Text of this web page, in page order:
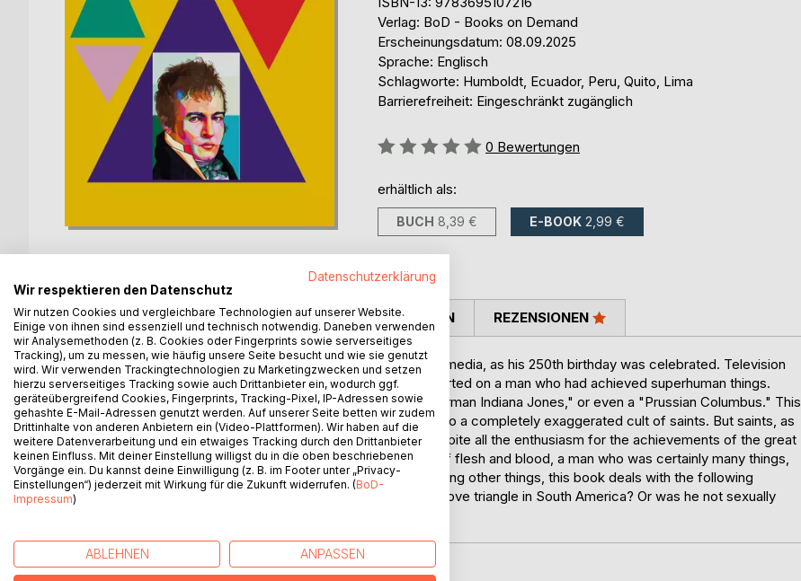
Verlag: BoD - Books on Demand
Erscheinungsdatum: 08.09.2025
Sprache: Englisch
Schlagworte: Humboldt, Ecuador, Peru, Quito, Lima
Barrierefreiheit: Eingeschränkt zugänglich
Bewertung::
0 Bewertungen
erhältlich als:
BUCH 8,39 € E-BOOK 2,99 €
BESCHREIBUNG
In 2019, Alexander von Humboldt was very present in the media, as his 250th birthday was celebrated. Television
programs, newspapers, and new books euphorically reported on a man who had achieved superhuman things.
There was talk of the "Shakespeare of science," the "German Indiana Jones," or even a "Prussian Columbus." This
glorification and hero worship sometimes degenerated into a completely exaggerated cult of saints. But saints, as
we know, are often fictitious creatures or hypocrites. Despite all the enthusiasm for the achievements of the great
polymath, one should not forget that this is about a man of flesh and blood, a man who was certainly many things,
but not an asexual neutral devoted solely to science. Among other things, this book deals with the following
questions: Did he have an illegitimate son? Did he have a love triangle in South America? Or was he not sexually
AUTOR/IN PRESSESTIMMEN REZENSIONEN
Datenschutzerklärung
Wir respektieren den Datenschutz
Wir nutzen Cookies und vergleichbare Technologien auf unserer Website.
Einige von ihnen sind essenziell und technisch notwendig. Daneben verwenden
wir Analysemethoden (z. B. Cookies oder Fingerprints sowie serverseitiges
Tracking), um zu messen, wie häufig unsere Seite besucht und wie sie genutzt
wird. Wir verwenden Trackingtechnologien zu Marketingzwecken und setzen
hierzu serverseitiges Tracking sowie auch Drittanbieter ein, wodurch ggf.
geräteübergreifend Cookies, Fingerprints, Tracking-Pixel, IP-Adressen sowie
gehashte E-Mail-Adressen genutzt werden. Auf unserer Seite betten wir zudem
Drittinhalte von anderen Anbietern ein (Video-Plattformen). Wir haben auf die
weitere Datenverarbeitung und ein etwaiges Tracking durch den Drittanbieter
keinen Einfluss. Mit deiner Einstellung willigst du in die oben beschriebenen
Vorgänge ein. Du kannst deine Einwilligung (z. B. im Footer unter „Privacy-
Einstellungen“) jederzeit mit Wirkung für die Zukunft widerrufen. (BoD-
Impressum)
ABLEHNEN ANPASSEN